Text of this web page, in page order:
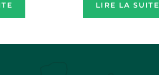
LIRE LA SUITE